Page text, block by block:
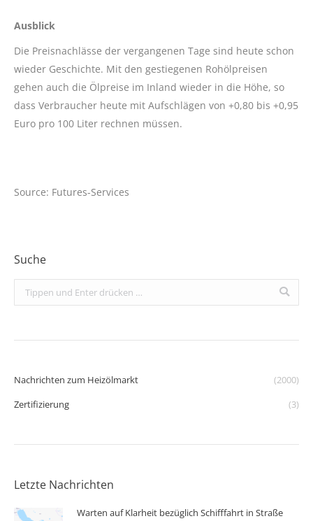
Ausblick
Die Preisnachlässe der vergangenen Tage sind heute schon
wieder Geschichte. Mit den gestiegenen Rohölpreisen
gehen auch die Ölpreise im Inland wieder in die Höhe, so
dass Verbraucher heute mit Aufschlägen von +0,80 bis +0,95
Euro pro 100 Liter rechnen müssen.
Source: Futures-Services
Suche
Search:
Nachrichten zum Heizölmarkt
(2000)
Zertifizierung
(3)
Letzte Nachrichten
Warten auf Klarheit bezüglich Schifffahrt in Straße